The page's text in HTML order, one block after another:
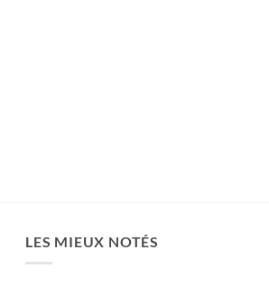
LES MIEUX NOTÉS